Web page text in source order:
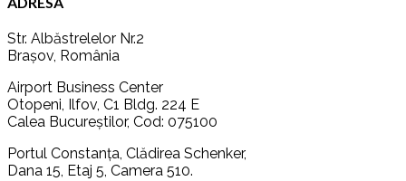
Str. Albăstrelelor Nr.2
Brașov, România
Airport Business Center
Otopeni, Ilfov, C1 Bldg. 224 E
Calea Bucureștilor, Cod: 075100
Portul Constanța, Clădirea Schenker,
Dana 15, Etaj 5, Camera 510.